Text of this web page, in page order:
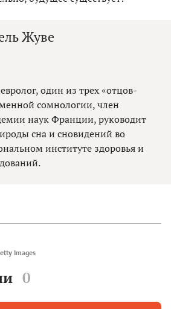
Жуве
один из трех «отцов-
сомнологии, член
наук Франции, руководит
сна и сновидений во
институте здоровья и
Images
0